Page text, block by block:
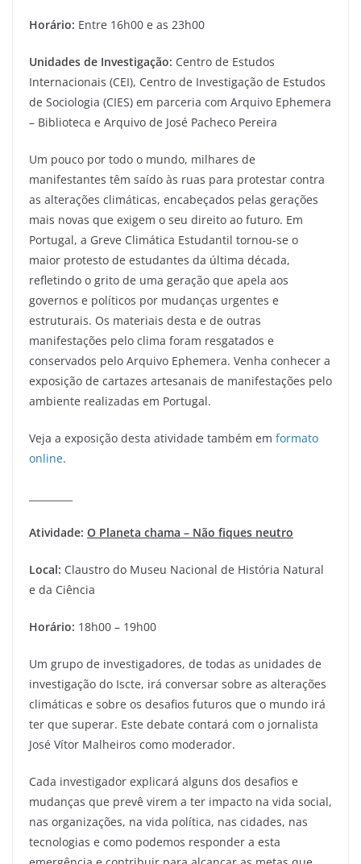
Horário: Entre 16h00 e as 23h00
Unidades de Investigação: Centro de Estudos
Internacionais (CEI), Centro de Investigação de Estudos
de Sociologia (CIES) em parceria com Arquivo Ephemera
– Biblioteca e Arquivo de José Pacheco Pereira
Um pouco por todo o mundo, milhares de
manifestantes têm saído às ruas para protestar contra
as alterações climáticas, encabeçados pelas gerações
mais novas que exigem o seu direito ao futuro. Em
Portugal, a Greve Climática Estudantil tornou-se o
maior protesto de estudantes da última década,
refletindo o grito de uma geração que apela aos
governos e políticos por mudanças urgentes e
estruturais. Os materiais desta e de outras
manifestações pelo clima foram resgatados e
conservados pelo Arquivo Ephemera. Venha conhecer a
exposição de cartazes artesanais de manifestações pelo
ambiente realizadas em Portugal.
Veja a exposição desta atividade também em formato
online.
Atividade: O Planeta chama – Não fiques neutro
Local: Claustro do Museu Nacional de História Natural
e da Ciência
Horário: 18h00 – 19h00
Um grupo de investigadores, de todas as unidades de
investigação do Iscte, irá conversar sobre as alterações
climáticas e sobre os desafios futuros que o mundo irá
ter que superar. Este debate contará com o jornalista
José Vítor Malheiros como moderador.
Cada investigador explicará alguns dos desafios e
mudanças que prevê virem a ter impacto na vida social,
nas organizações, na vida política, nas cidades, nas
tecnologias e como podemos responder a esta